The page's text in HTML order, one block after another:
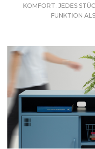
KOMFORT. JEDES
FUNKTION
Tanz der